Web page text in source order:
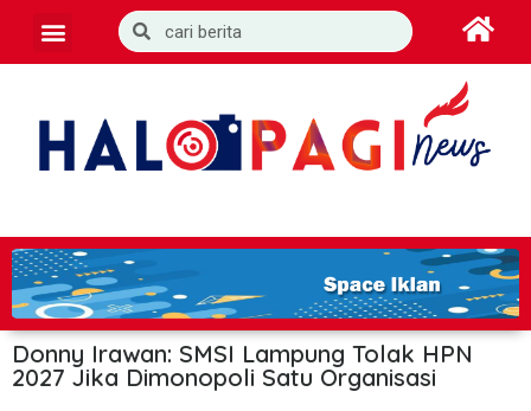
Donny Irawan: SMSI Lampung Tolak HPN
2027 Jika Dimonopoli Satu Organisasi